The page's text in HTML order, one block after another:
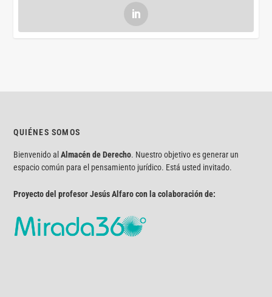
QUIÉNES SOMOS
Bienvenido alAlmacén de Derecho. Nuestro objetivo es generar un
espacio común para el pensamiento jurídico. Está usted invitado.
Proyecto del profesor Jesús Alfaro con la colaboración de: